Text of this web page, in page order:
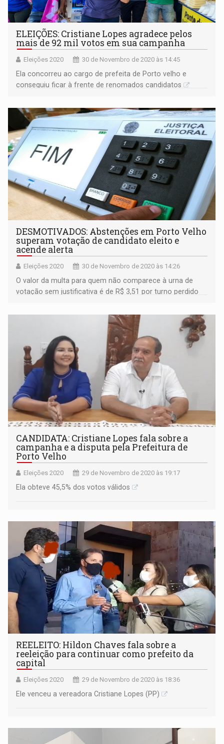
ELEIÇÕES: Cristiane Lopes agradece pelos
mais de 92 mil votos em sua campanha
Eleições 2020 30 de Novembro de 2020 às 14:45
Ela concorreu ao cargo de prefeita de Porto velho e
conseguiu ficar à frente de renomados candidatos
DESMOTIVADOS: Abstenções em Porto Velho
superam votação de candidato eleito e
acende alerta
Eleições 2020 30 de Novembro de 2020 às 14:26
O valor da multa para quem não comparece à urna de
votação sem justificativa é de R$ 3,51 por turno perdido
CANDIDATA: Cristiane Lopes fala sobre a
campanha e a disputa pela Prefeitura de
Porto Velho
Eleições 2020 29 de Novembro de 2020 às 19:17
Ela obteve 45,5% dos votos válidos
REELEITO: Hildon Chaves fala sobre a
reeleição para continuar como prefeito da
capital
Eleições 2020 29 de Novembro de 2020 às 18:36
Ele venceu a vereadora Cristiane Lopes (PP)